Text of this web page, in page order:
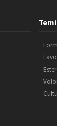
Temi